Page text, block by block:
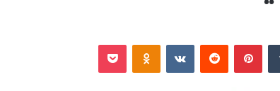
بينتيريست